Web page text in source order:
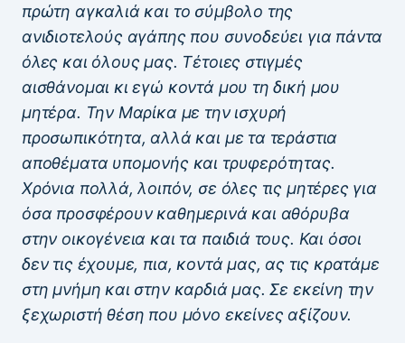
πρώτη αγκαλιά και το σύμβολο της
ανιδιοτελούς αγάπης που συνοδεύει για πάντα
όλες και όλους μας. Τέτοιες στιγμές
αισθάνομαι κι εγώ κοντά μου τη δική μου
μητέρα. Την Μαρίκα με την ισχυρή
προσωπικότητα, αλλά και με τα τεράστια
αποθέματα υπομονής και τρυφερότητας.
Χρόνια πολλά, λοιπόν, σε όλες τις μητέρες για
όσα προσφέρουν καθημερινά και αθόρυβα
στην οικογένεια και τα παιδιά τους. Και όσοι
δεν τις έχουμε, πια, κοντά μας, ας τις κρατάμε
στη μνήμη και στην καρδιά μας. Σε εκείνη την
ξεχωριστή θέση που μόνο εκείνες αξίζουν.